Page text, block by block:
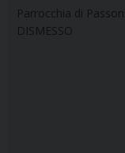
Parrocchia di
DISMESSO